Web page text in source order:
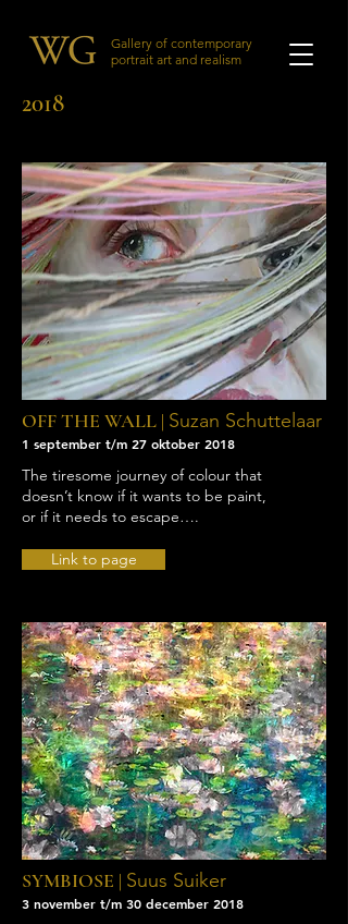
Gallery of contemporary
portrait art and realism
2018
OFF THE WALL | Suzan Schuttelaar
1 september t/m 27 oktober 2018
The tiresome journey of colour that
doesn’t know if it wants to be paint,
or if it needs to escape….
Link to page
SYMBIOSE | Suus Suiker
3 november t/m 30 december 2018